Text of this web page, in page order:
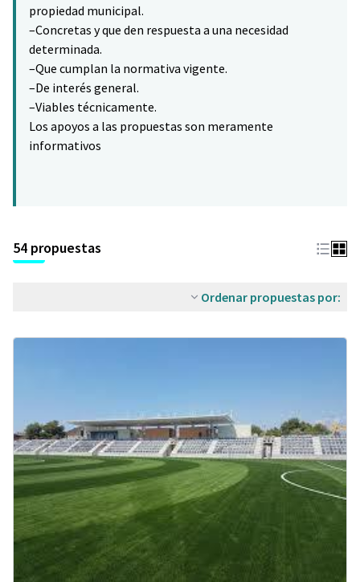
propiedad municipal.
–Concretas y que den respuesta a una necesidad
determinada.
–Que cumplan la normativa vigente.
–De interés general.
–Viables técnicamente.
Los apoyos a las propuestas son meramente
informativos
54 propuestas
Ordenar propuestas por: